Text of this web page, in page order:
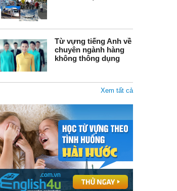
Từ vựng tiếng Anh về
chuyên ngành hàng
không thông dụng
Xem tất cả